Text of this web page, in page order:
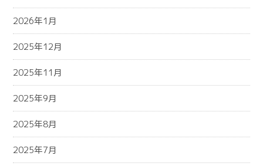
2026年1月
2025年12月
2025年11月
2025年9月
2025年8月
2025年7月